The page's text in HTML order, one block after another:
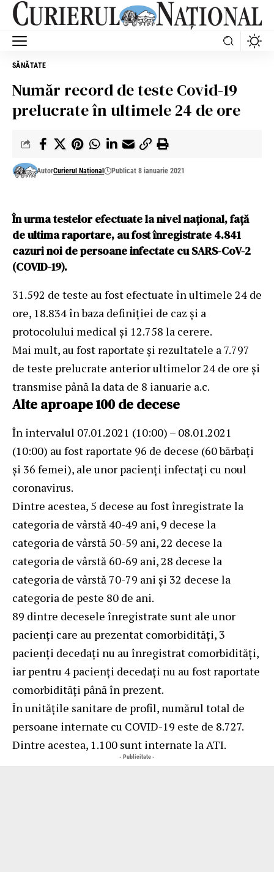
SĂNĂTATE
Număr record de teste Covid-19
prelucrate în ultimele 24 de ore
AutorCurierul Național Publicat 8 ianuarie 2021
În urma testelor efectuate la nivel național, față
de ultima raportare, au fost înregistrate 4.841
cazuri noi de persoane infectate cu SARS-CoV-2
(COVID-19).
31.592 de teste au fost efectuate în ultimele 24 de
ore, 18.834 în baza definiției de caz și a
protocolului medical și 12.758 la cerere.
Mai mult, au fost raportate și rezultatele a 7.797
de teste prelucrate anterior ultimelor 24 de ore și
transmise până la data de 8 ianuarie a.c.
Alte aproape 100 de decese
În intervalul 07.01.2021 (10:00) – 08.01.2021
(10:00) au fost raportate 96 de decese (60 bărbați
și 36 femei), ale unor pacienți infectați cu noul
coronavirus.
Dintre acestea, 5 decese au fost înregistrate la
categoria de vârstă 40-49 ani, 9 decese la
categoria de vârstă 50-59 ani, 22 decese la
categoria de vârstă 60-69 ani, 28 decese la
categoria de vârstă 70-79 ani și 32 decese la
categoria de peste 80 de ani.
89 dintre decesele înregistrate sunt ale unor
pacienți care au prezentat comorbidități, 3
pacienți decedați nu au înregistrat comorbidități,
iar pentru 4 pacienți decedați nu au fost raportate
comorbidități până în prezent.
În unitățile sanitare de profil, numărul total de
persoane internate cu COVID-19 este de 8.727.
Dintre acestea, 1.100 sunt internate la ATI.
- Publicitate -